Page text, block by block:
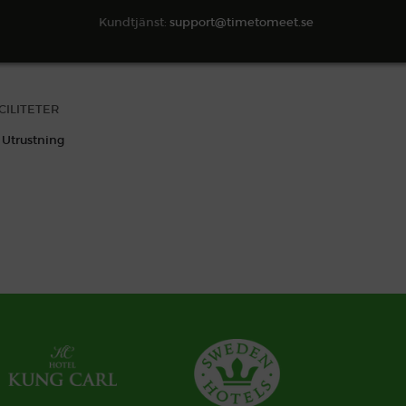
Kundtjänst: support@timetomeet.se
SÖK TILLGÄNGLIGHET
Utrustning